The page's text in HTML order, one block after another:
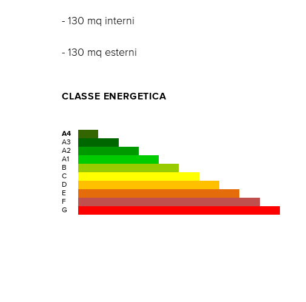
- 130 mq interni
- 130 mq esterni
CLASSE ENERGETICA
A4
A3
A2
A1
B
C
D
E
F
G